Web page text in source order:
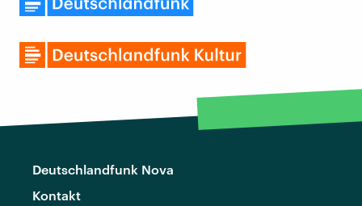
Deutschlandfunk Nova
Kontakt